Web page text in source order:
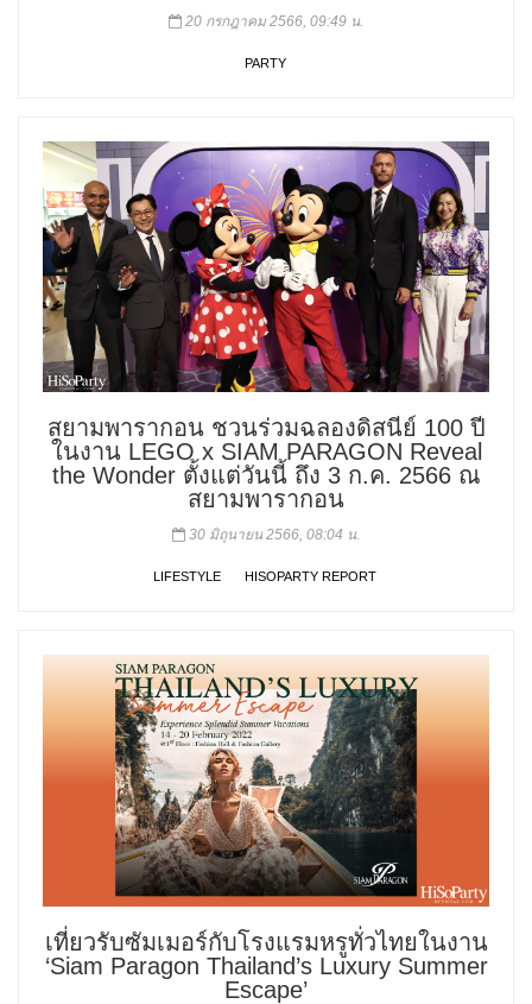
20 กรกฎาคม 2566, 09:49 น.
PARTY
สยามพารากอน ชวนร่วมฉลองดิสนีย์ 100 ปี
ในงาน LEGO x SIAM PARAGON Reveal
the Wonder ตั้งแต่วันนี้ ถึง 3 ก.ค. 2566 ณ
สยามพารากอน
30 มิถุนายน 2566, 08:04 น.
LIFESTYLE HISOPARTY REPORT
เที่ยวรับซัมเมอร์กับโรงแรมหรูทั่วไทยในงาน
‘Siam Paragon Thailand’s Luxury Summer
Escape’